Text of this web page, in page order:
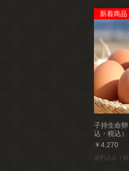
新着商品
子持生命
込・税込）
価格
￥4,270
送料込み｜